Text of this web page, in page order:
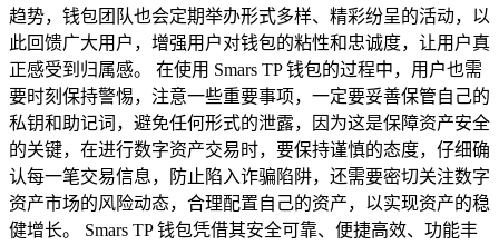
趋势，钱包团队也会定期举办形式多样、精彩纷呈的活动，以
此回馈广大用户，增强用户对钱包的粘性和忠诚度，让用户真
正感受到归属感。 在使用 Smars TP 钱包的过程中，用户也需
要时刻保持警惕，注意一些重要事项，一定要妥善保管自己的
私钥和助记词，避免任何形式的泄露，因为这是保障资产安全
的关键，在进行数字资产交易时，要保持谨慎的态度，仔细确
认每一笔交易信息，防止陷入诈骗陷阱，还需要密切关注数字
资产市场的风险动态，合理配置自己的资产，以实现资产的稳
健增长。 Smars TP 钱包凭借其安全可靠、便捷高效、功能丰